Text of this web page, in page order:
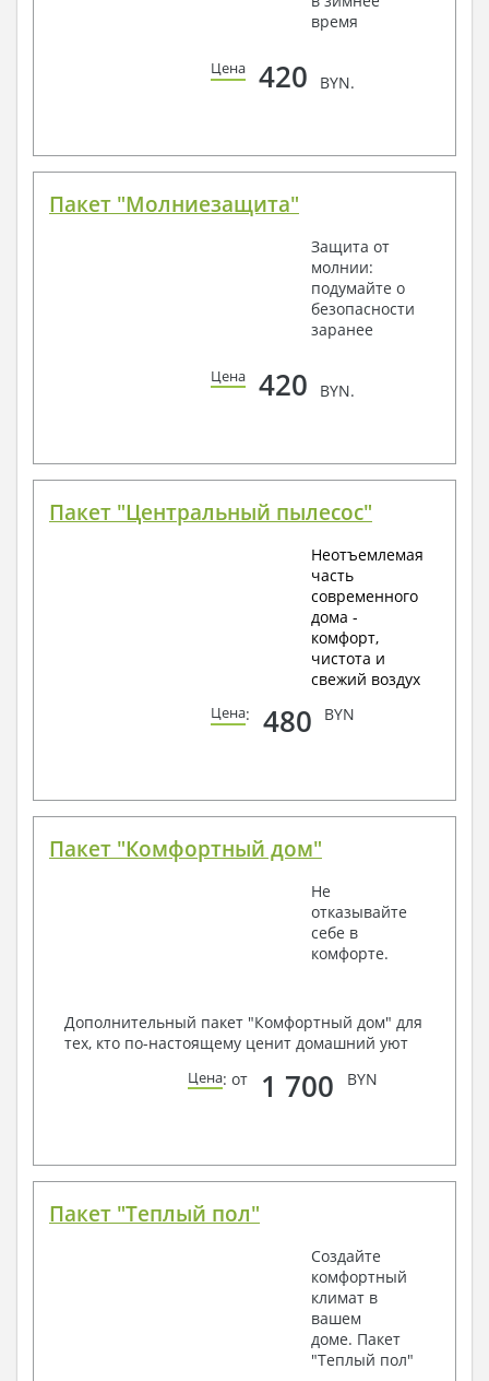
время
Цена 420 BYN.
Пакет "Молниезащита"
Защита от
молнии:
подумайте о
безопасности
заранее
Цена 420 BYN.
Пакет "Центральный пылесос"
Неотъемлемая
часть
современного
дома -
комфорт,
чистота и
свежий воздух
Цена: 480 BYN
Пакет "Комфортный дом"
Не
отказывайте
себе в
комфорте.
Дополнительный пакет "Комфортный дом" для
тех, кто по-настоящему ценит домашний уют
Цена: от 1 700 BYN
Пакет "Теплый пол"
Создайте
комфортный
климат в
вашем
доме. Пакет
"Теплый пол"